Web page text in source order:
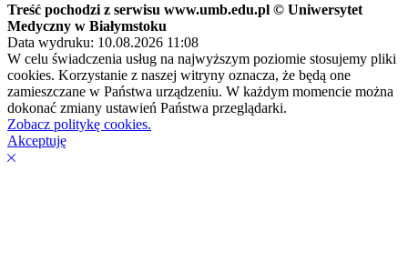
Treść pochodzi z serwisu www.umb.edu.pl © Uniwersytet
Medyczny w Białymstoku
Data wydruku: 10.08.2026 11:08
W celu świadczenia usług na najwyższym poziomie stosujemy pliki
cookies. Korzystanie z naszej witryny oznacza, że będą one
zamieszczane w Państwa urządzeniu. W każdym momencie można
dokonać zmiany ustawień Państwa przeglądarki.
Zobacz politykę cookies.
Akceptuję